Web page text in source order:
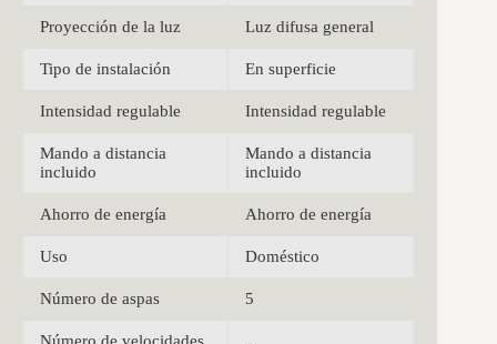
Proyección de la luz Luz difusa general
Tipo de instalación En superficie
Intensidad regulable Intensidad regulable
Mando a distancia
incluido
Mando a distancia
incluido
Ahorro de energía Ahorro de energía
Uso Doméstico
Número de aspas 5
Número de velocidades